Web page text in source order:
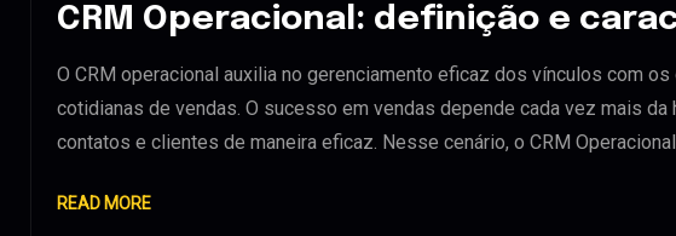
CRM Operacional: definição e
O CRM operacional auxilia no gerenciamento eficaz dos vínculos com
cotidianas de vendas. O sucesso em vendas depende cada vez mais
contatos e clientes de maneira eficaz. Nesse cenário, o CRM Operacional
READ MORE